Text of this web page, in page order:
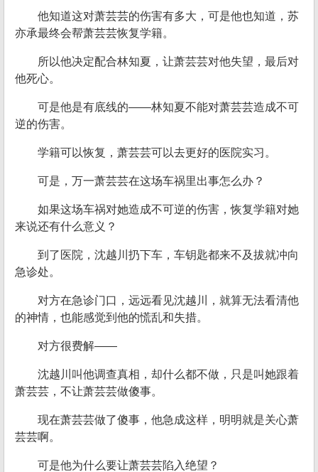
他知道这对萧芸芸的伤害有多大，可是他也知道，苏
亦承最终会帮萧芸芸恢复学籍。
所以他决定配合林知夏，让萧芸芸对他失望，最后对
他死心。
可是他是有底线的——林知夏不能对萧芸芸造成不可
逆的伤害。
学籍可以恢复，萧芸芸可以去更好的医院实习。
可是，万一萧芸芸在这场车祸里出事怎么办？
如果这场车祸对她造成不可逆的伤害，恢复学籍对她
来说还有什么意义？
到了医院，沈越川扔下车，车钥匙都来不及拔就冲向
急诊处。
对方在急诊门口，远远看见沈越川，就算无法看清他
的神情，也能感觉到他的慌乱和失措。
对方很费解——
沈越川叫他调查真相，却什么都不做，只是叫她跟着
萧芸芸，不让萧芸芸做傻事。
现在萧芸芸做了傻事，他急成这样，明明就是关心萧
芸芸啊。
可是他为什么要让萧芸芸陷入绝望？